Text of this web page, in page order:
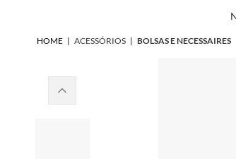
HOME | ACESSÓRIOS | BOLSAS E NECESSAIRES